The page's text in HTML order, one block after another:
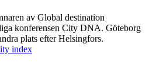
av Global destination
konferensen City DNA. Göteborg
plats efter Helsingfors.
index